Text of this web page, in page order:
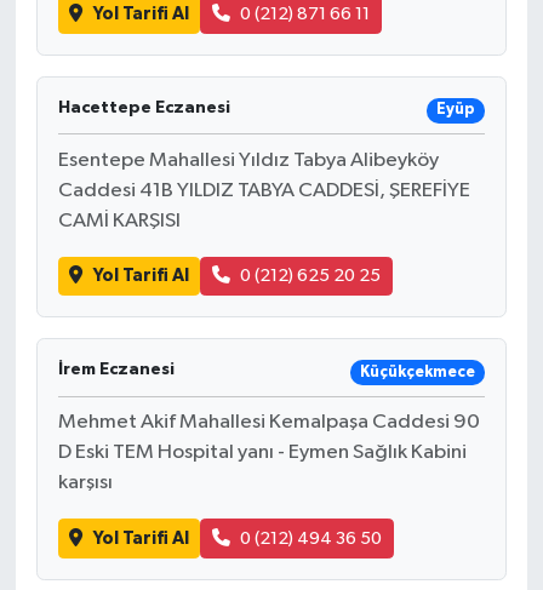
Yol Tarifi Al 0 (212) 871 66 11
Hacettepe Eczanesi Eyüp
Esentepe Mahallesi Yıldız Tabya Alibeyköy
Caddesi 41B YILDIZ TABYA CADDESİ, ŞEREFİYE
CAMİ KARŞISI
Yol Tarifi Al 0 (212) 625 20 25
İrem Eczanesi Küçükçekmece
Mehmet Akif Mahallesi Kemalpaşa Caddesi 90
D Eski TEM Hospital yanı - Eymen Sağlık Kabini
karşısı
Yol Tarifi Al 0 (212) 494 36 50